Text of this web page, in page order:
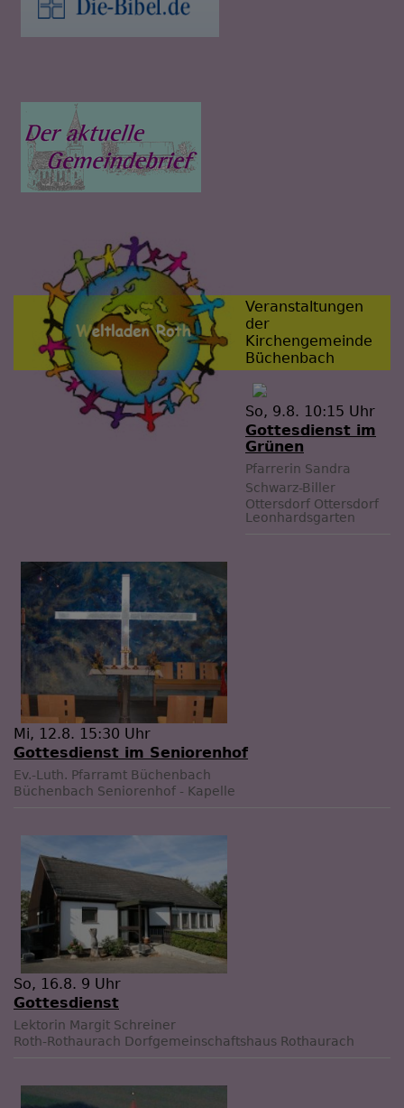
Veranstaltungen
der
Kirchengemeinde
Büchenbach
So, 9.8. 10:15 Uhr
Gottesdienst im
Grünen
Pfarrerin Sandra
Schwarz-Biller
Ottersdorf Ottersdorf
Leonhardsgarten
Mi, 12.8. 15:30 Uhr
Gottesdienst im Seniorenhof
Ev.-Luth. Pfarramt Büchenbach
Büchenbach Seniorenhof - Kapelle
So, 16.8. 9 Uhr
Gottesdienst
Lektorin Margit Schreiner
Roth-Rothaurach Dorfgemeinschaftshaus Rothaurach